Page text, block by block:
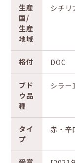
生産
国/
生産
地域
シチリ
格付 DOC
ブド
ウ品
種
シラー
タイ
プ
赤・辛